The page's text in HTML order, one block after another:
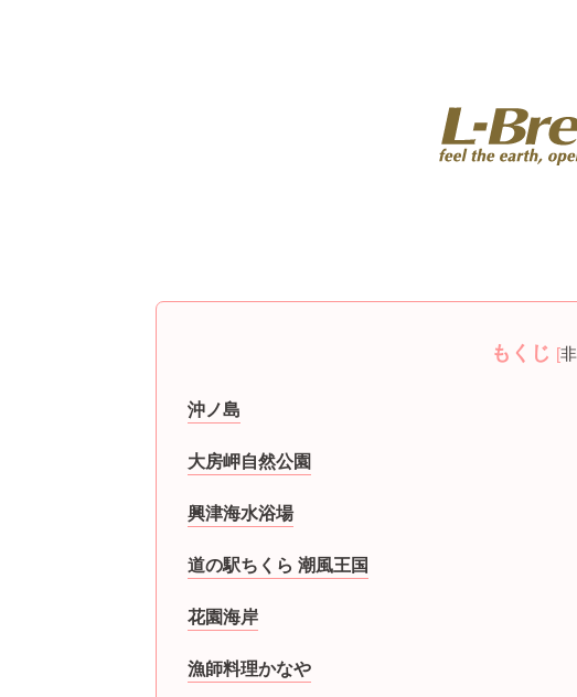
もくじ [
沖ノ島
大房岬自然公園
興津海水浴場
道の駅ちくら 潮風王国
花園海岸
漁師料理かなや